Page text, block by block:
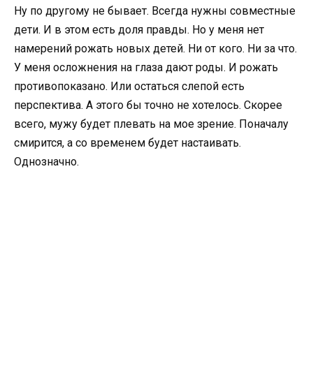
Ну по другому не бывает. Всегда нужны совместные
дети. И в этом есть доля правды. Но у меня нет
намерений рожать новых детей. Ни от кого. Ни за что.
У меня осложнения на глаза дают роды. И рожать
противопоказано. Или остаться слепой есть
перспектива. А этого бы точно не хотелось. Скорее
всего, мужу будет плевать на мое зрение. Поначалу
смирится, а со временем будет настаивать.
Однозначно.